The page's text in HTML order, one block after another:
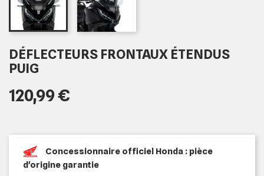
DÉFLECTEURS FRONTAUX ÉTENDUS
PUIG
120,99 €
Concessionnaire officiel Honda : pièce
d'origine garantie